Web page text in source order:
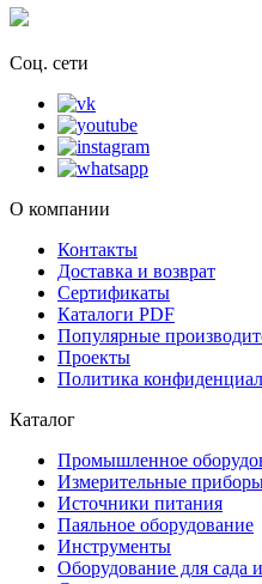
Соц. сети
О компании
Контакты
Доставка и возврат
Сертификаты
Каталоги PDF
Популярные
Проекты
Политика
Каталог
Промышленное
Измерительные
Источники питания
Паяльное оборудование
Инструменты
Оборудование для сада